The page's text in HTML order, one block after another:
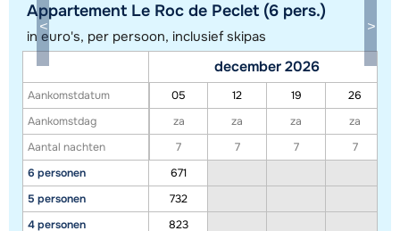
Toon alle accommodaties in dit gebied
Deze kaart geeft een indicatie van de ligging van onze accommodaties. De
exacte locatie kan enigszins afwijken.
Appartement Le Roc de Peclet (6 pers.)
in euro's, per persoon, inclusief skipas
Aankomstdatum
Aankomstdag
Aantal nachten
6 personen
5 personen
4 personen
december 2026
05 12 19
26
za
za za
za
7
7 7
7
671
732
823